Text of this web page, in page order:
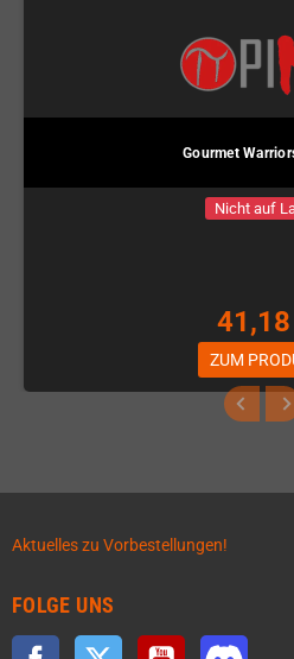
Gourmet
Nicht auf
ZUM
Aktuelles zu Vorbestellungen!
FOLGE UNS
Facebook Twitter YouTube